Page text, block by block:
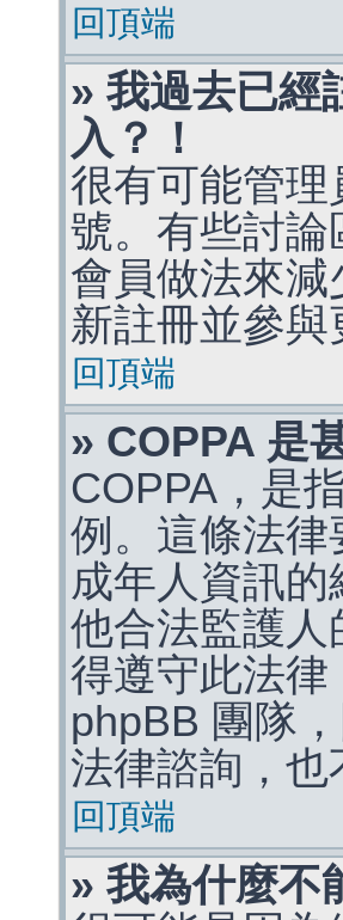
回頂端
» 我過去已經
入？！
很有可能管
號。有些討
會員做法來
新註冊並參
回頂端
» COPPA 是
COPPA，是
例。這條法
成年人資訊
他合法監護
得遵守此法
phpBB 團隊
法律諮詢，
回頂端
» 我為什麼不